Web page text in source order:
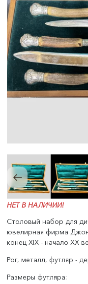
НЕТ В НАЛИЧИИ!
Столовый набор для
ювелирная фирма
конец XIX - начало XX
Рог, металл, футляр -
Размеры футляра: